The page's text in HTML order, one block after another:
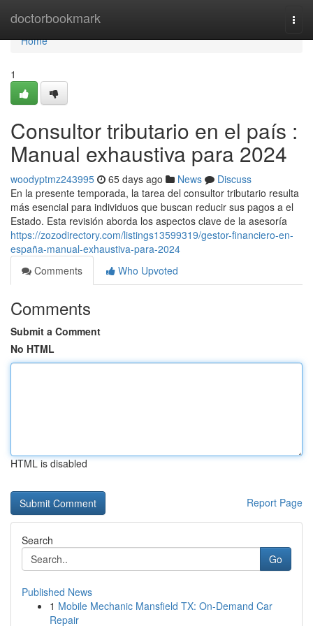
doctorbookmark
Home
Home
1
Consultor tributario en el país :
Manual exhaustiva para 2024
woodyptmz243995 65 days ago News
Discuss
En la presente temporada, la tarea del consultor tributario resulta
más esencial para individuos que buscan reducir sus pagos a el
Estado. Esta revisión aborda los aspectos clave de la asesoría
https://zozodirectory.com/listings13599319/gestor-financiero-en-
españa-manual-exhaustiva-para-2024
Comments
Who Upvoted
Comments
Submit a Comment
No HTML
HTML is disabled
Report Page
Search
Go
Published News
1 Mobile Mechanic Mansfield TX: On-Demand Car
Repair